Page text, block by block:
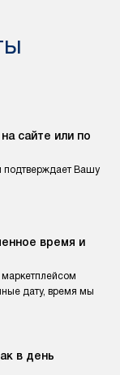
сайте или по
подтверждает Вашу
время и
маркетплейсом
дату, время мы
в день